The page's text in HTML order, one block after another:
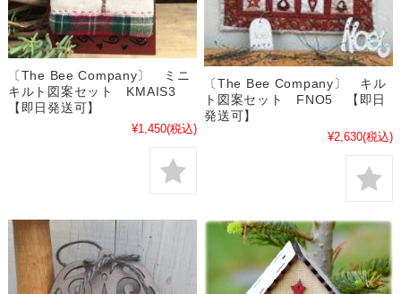
〔The Bee Company〕 ミニ
キルト図案セット KMAIS3
【即日発送可】
¥1,450(税込)
〔The Bee Company〕 キル
ト図案セット FNO5 【即日
発送可】
¥2,630(税込)